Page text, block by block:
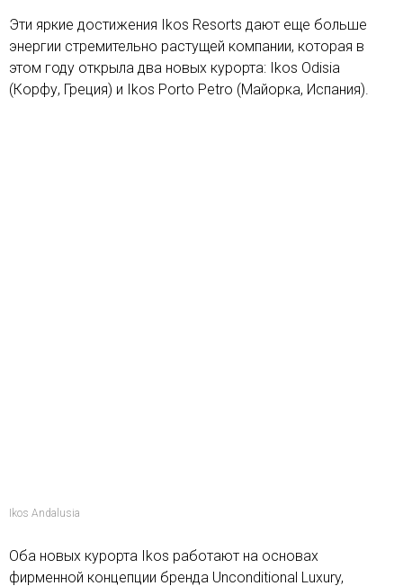
Эти яркие достижения Ikos Resorts дают еще больше
энергии стремительно растущей компании, которая в
этом году открыла два новых курорта: Ikos Odisia
(Корфу, Греция) и Ikos Porto Petro (Майорка, Испания).
Ikos Andalusia
Оба новых курорта Ikos работают на основах
фирменной концепции бренда Unconditional Luxury,